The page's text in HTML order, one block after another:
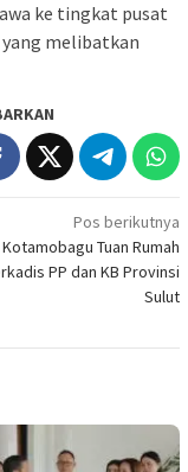
ke tingkat pusat
melibatkan
Pos berikutnya
Tuan Rumah
PP dan KB Provinsi
Sulut